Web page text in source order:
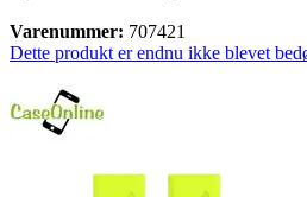
Varenummer: 707421
Dette produkt er endnu ikke blevet